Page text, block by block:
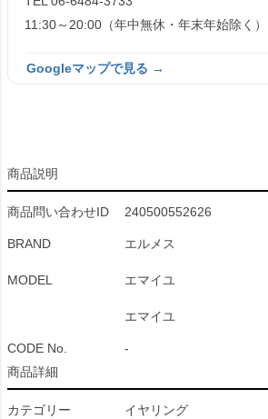
11:30～20:00（年中無休・年末年始除く）
Googleマップで見る →
商品説明
商品問い合わせID 240500552626
BRAND エルメス
MODEL エマイユ
エマイユ
CODE No.
-
商品詳細
カテゴリー イヤリング